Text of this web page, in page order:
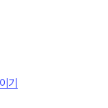
기